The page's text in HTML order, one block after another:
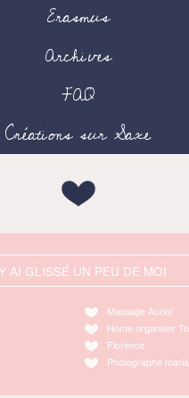
Erasmus
Archives
FAQ
Créations sur Saxe
AI GLISSÉ UN PEU DE MOI
Massage Auriol
Home organiser
Florence
Photographe